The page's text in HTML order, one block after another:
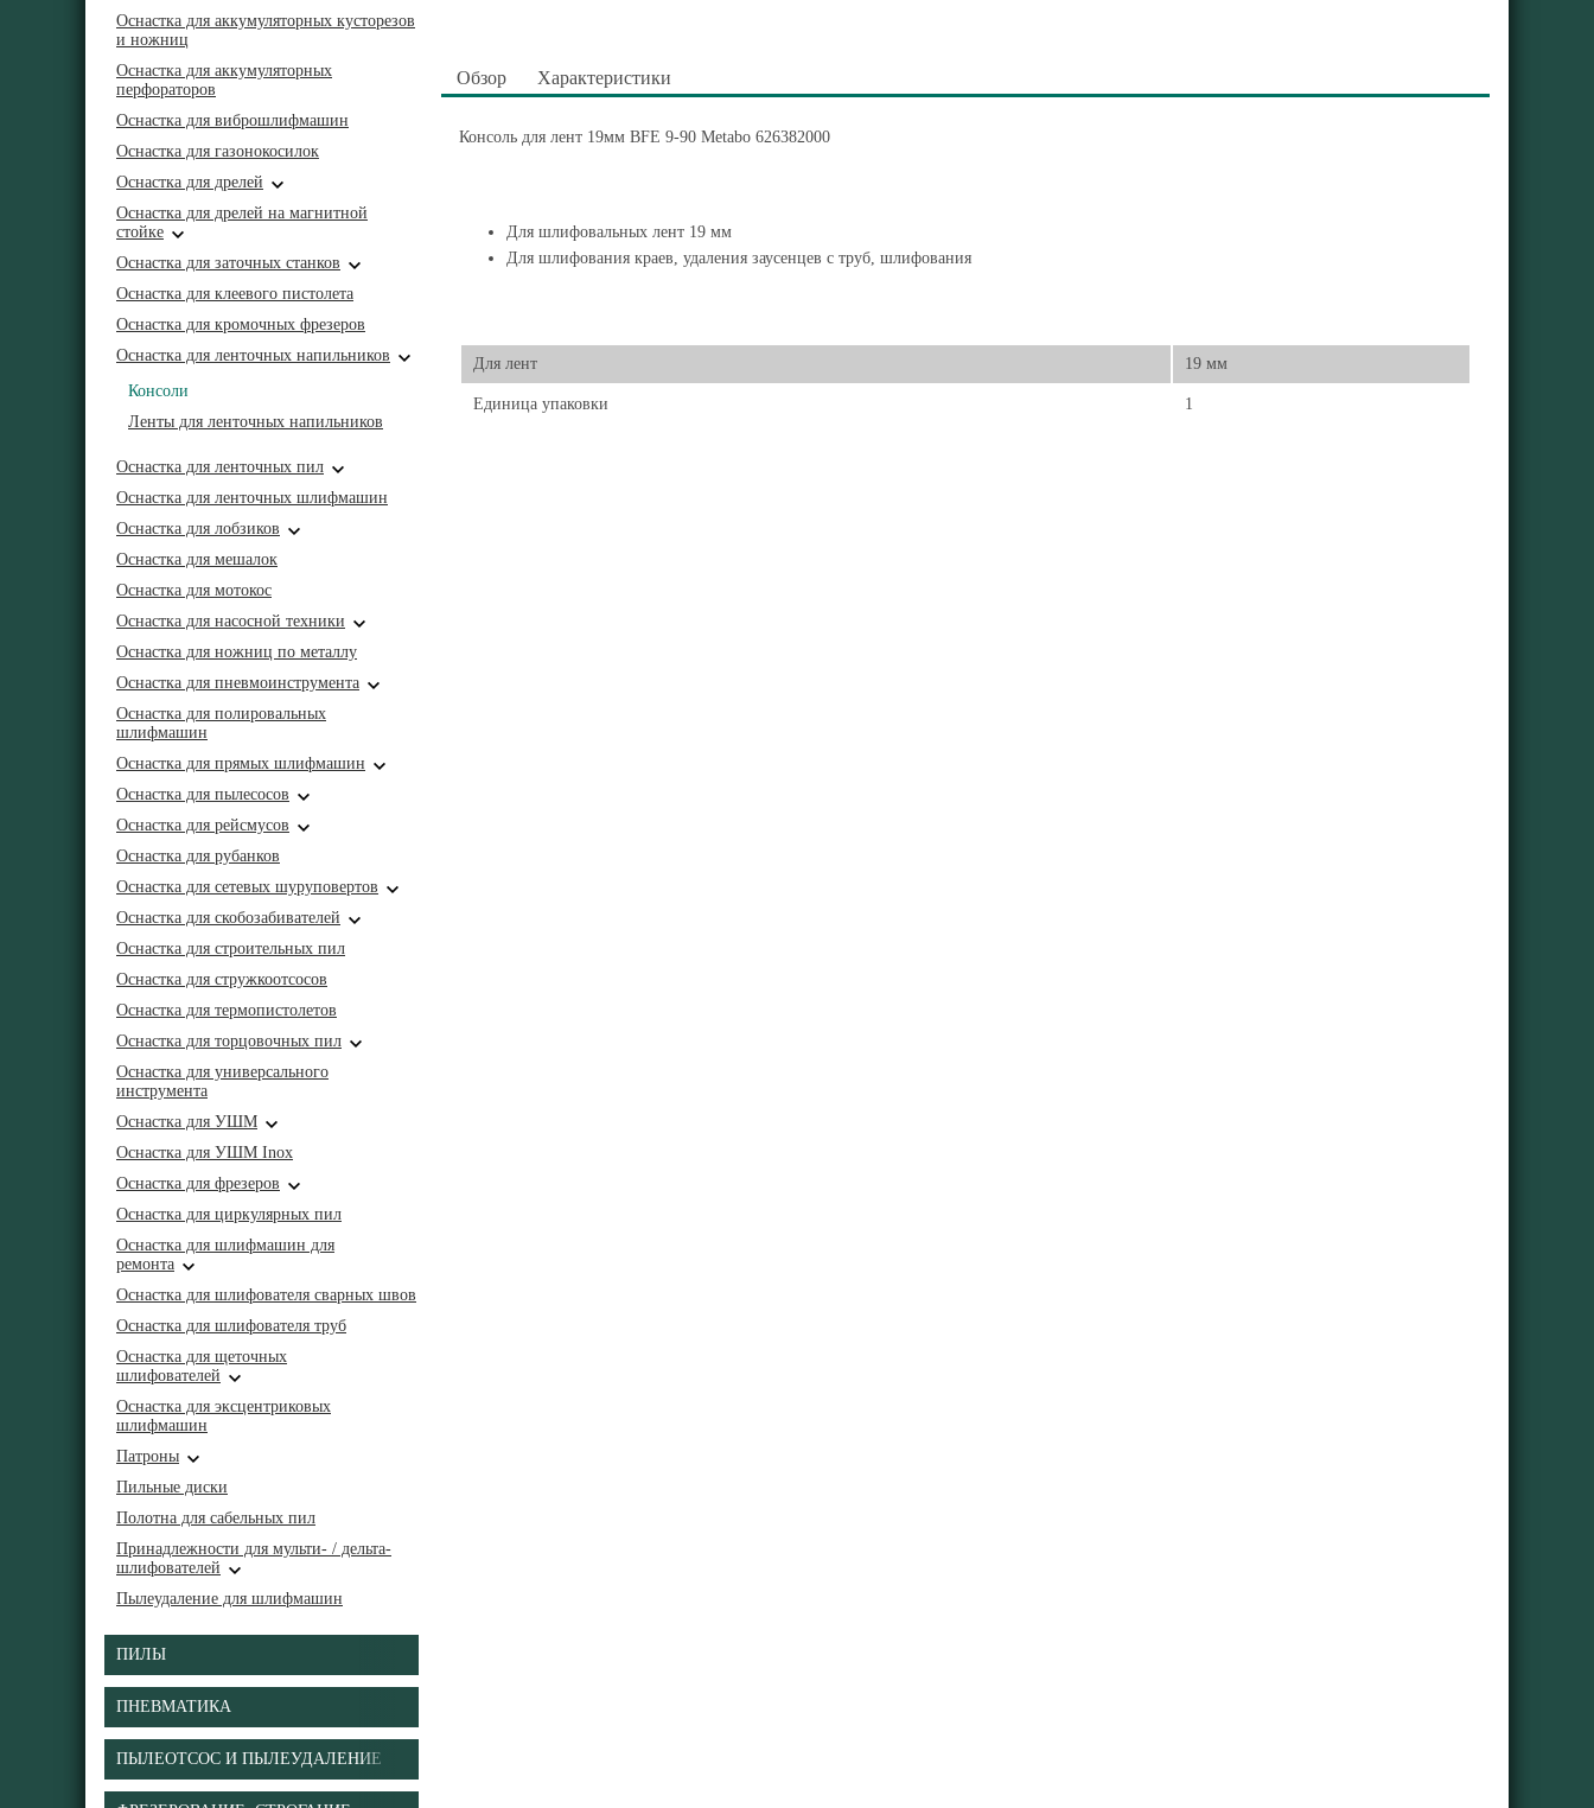
Оснастка для аккумуляторных кусторезов
и ножниц
Оснастка для аккумуляторных
перфораторов
Оснастка для виброшлифмашин
Оснастка для газонокосилок
Оснастка для дрелей
Оснастка для дрелей на магнитной
стойке
Оснастка для заточных станков
Оснастка для клеевого пистолета
Оснастка для кромочных фрезеров
Оснастка для ленточных напильников
Консоли
Ленты для ленточных напильников
Оснастка для ленточных пил
Оснастка для ленточных шлифмашин
Оснастка для лобзиков
Оснастка для мешалок
Оснастка для мотокос
Оснастка для насосной техники
Оснастка для ножниц по металлу
Оснастка для пневмоинструмента
Оснастка для полировальных
шлифмашин
Оснастка для прямых шлифмашин
Оснастка для пылесосов
Оснастка для рейсмусов
Оснастка для рубанков
Оснастка для сетевых шуруповертов
Оснастка для скобозабивателей
Оснастка для строительных пил
Оснастка для стружкоотсосов
Оснастка для термопистолетов
Оснастка для торцовочных пил
Оснастка для универсального
инструмента
Оснастка для УШМ
Оснастка для УШМ Inox
Оснастка для фрезеров
Оснастка для циркулярных пил
Оснастка для шлифмашин для
ремонта
Оснастка для шлифователя сварных швов
Оснастка для шлифователя труб
Оснастка для щеточных
шлифователей
Оснастка для эксцентриковых
шлифмашин
Патроны
Пильные диски
Полотна для сабельных пил
Принадлежности для мульти- / дельта-
шлифователей
Пылеудаление для шлифмашин
ПИЛЫ
ПНЕВМАТИКА
ПЫЛЕОТСОС И ПЫЛЕУДАЛЕНИЕ
Обзор Характеристики
Консоль для лент 19мм BFE 9-90 Metabo 626382000
Для шлифовальных лент 19 мм
Для шлифования краев, удаления заусенцев с труб, шлифования
Для лент 19 мм
Единица упаковки 1